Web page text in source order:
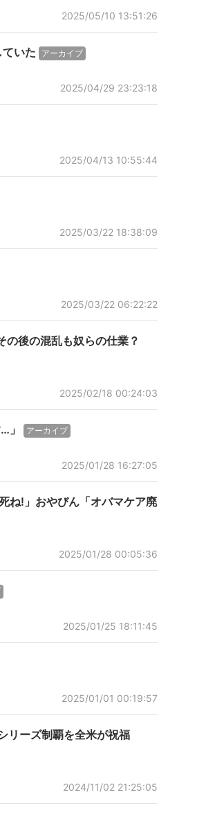
2025/05/10 13:51:26
いた アーカイブ
2025/04/29 23:23:18
2025/04/13 10:55:44
2025/03/22 18:38:09
2025/03/22 06:22:22
の後の混乱も奴らの仕業？
2025/02/18 00:24:03
」 アーカイブ
2025/01/28 16:27:05
ね!」おやびん「オバマケア廃
2025/01/28 00:05:36
2025/01/25 18:11:45
2025/01/01 00:19:57
リーズ制覇を全米が祝福
2024/11/02 21:25:05